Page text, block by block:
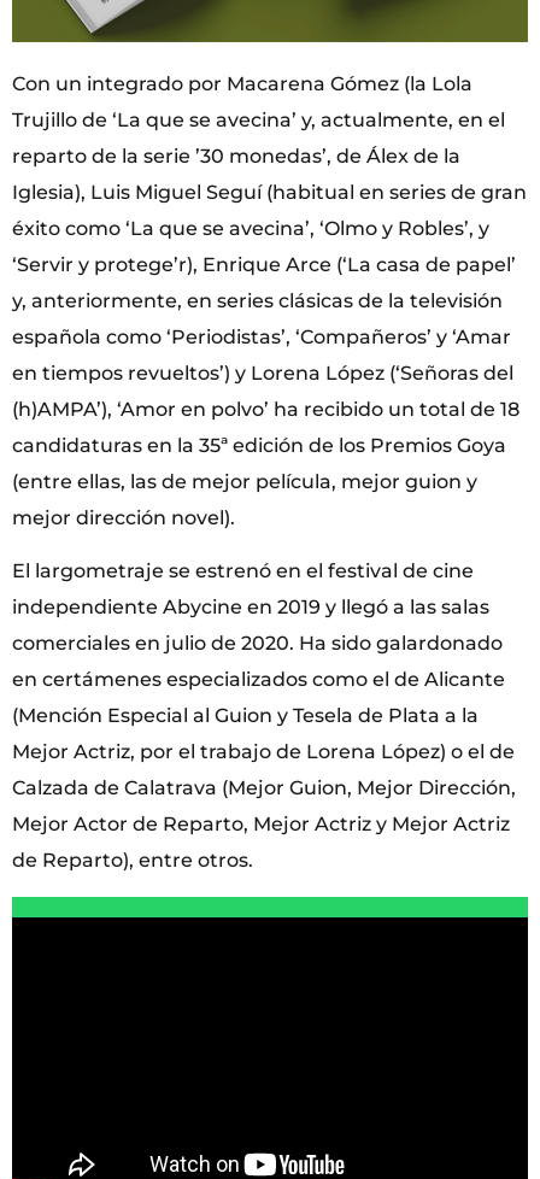
Con un integrado por Macarena Gómez (la Lola
Trujillo de ‘La que se avecina’ y, actualmente, en el
reparto de la serie ’30 monedas’, de Álex de la
Iglesia), Luis Miguel Seguí (habitual en series de gran
éxito como ‘La que se avecina’, ‘Olmo y Robles’, y
‘Servir y protege’r), Enrique Arce (‘La casa de papel’
y, anteriormente, en series clásicas de la televisión
española como ‘Periodistas’, ‘Compañeros’ y ‘Amar
en tiempos revueltos’) y Lorena López (‘Señoras del
(h)AMPA’), ‘Amor en polvo’ ha recibido un total de 18
candidaturas en la 35ª edición de los Premios Goya
(entre ellas, las de mejor película, mejor guion y
mejor dirección novel).
El largometraje se estrenó en el festival de cine
independiente Abycine en 2019 y llegó a las salas
comerciales en julio de 2020. Ha sido galardonado
en certámenes especializados como el de Alicante
(Mención Especial al Guion y Tesela de Plata a la
Mejor Actriz, por el trabajo de Lorena López) o el de
Calzada de Calatrava (Mejor Guion, Mejor Dirección,
Mejor Actor de Reparto, Mejor Actriz y Mejor Actriz
de Reparto), entre otros.